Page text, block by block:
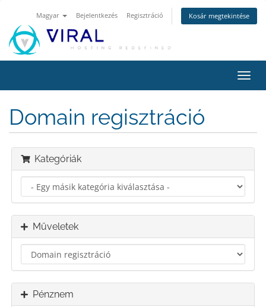
Magyar Bejelentkezés Regisztráció Kosár megtekintése
a
Domain regisztráció
Kategóriák
Műveletek
Pénznem